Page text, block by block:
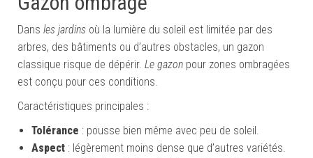
Dans les jardins où la lumière du soleil est limitée par des
arbres, des bâtiments ou d’autres obstacles, un gazon
classique risque de dépérir. Le gazon pour zones ombragées
est conçu pour ces conditions.
Caractéristiques principales :
Tolérance : pousse bien même avec peu de soleil.
Aspect : légèrement moins dense que d’autres variétés.